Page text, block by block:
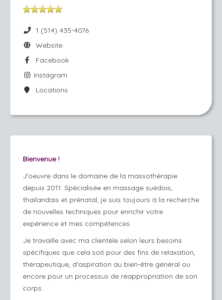
1 (514) 435-4076
Website
Facebook
Instagram
Locations
Bienvenue !
J'oeuvre dans le domaine de la massothérapie
depuis 2011. Spécialisée en massage suédois,
thaïlandais et prénatal, je suis toujours à la recherche
de nouvelles techniques pour enrichir votre
expérience et mes compétences.
Je travaille avec ma clientèle selon leurs besoins
spécifiques que cela soit pour des fins de relaxation,
thérapeutique, d'aspiration au bien-être général ou
encore pour un processus de réappropriation de son
corps.